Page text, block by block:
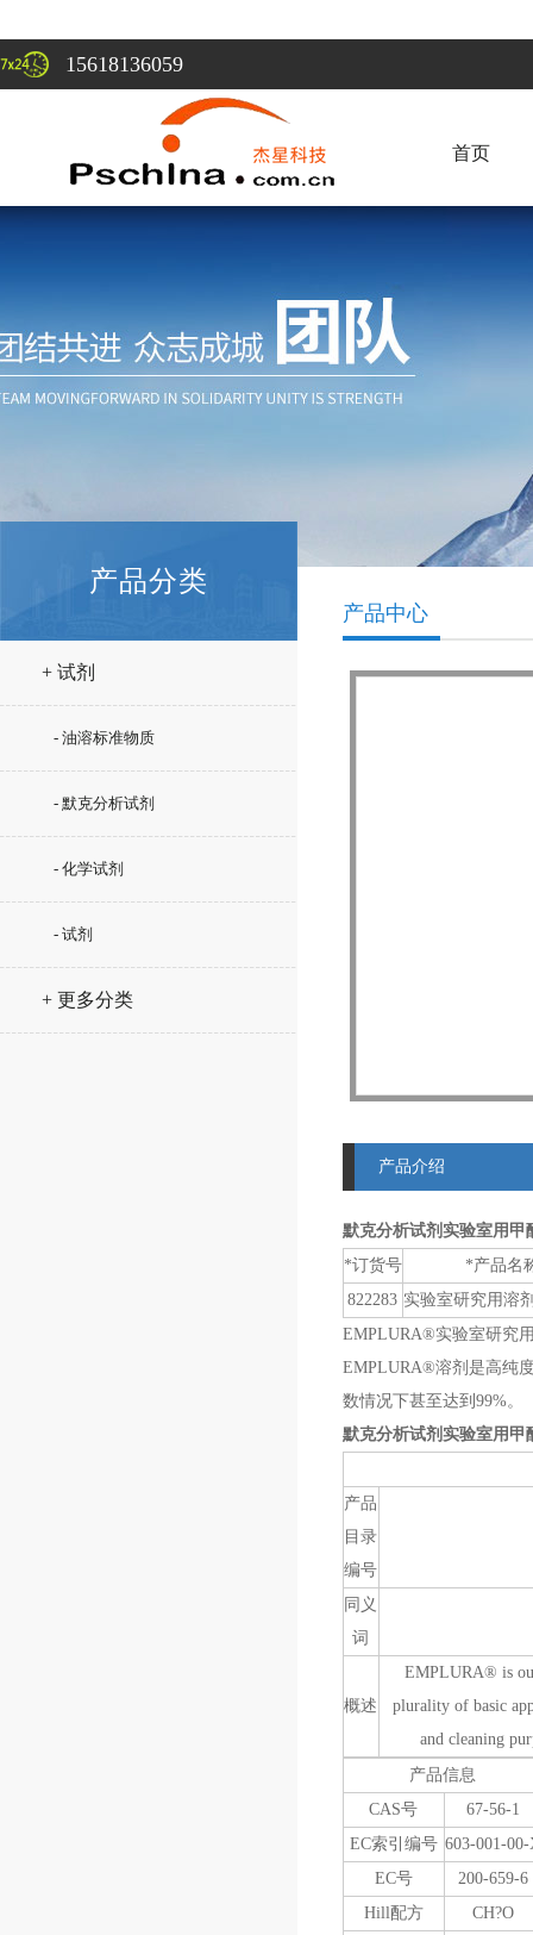
15618136059
首页
产品分类
+ 试剂
- 油溶标准物质
- 默克分析试剂
- 化学试剂
- 试剂
+ 更多分类
产品中心
产品介绍
默克分析试剂实验室用甲
*订货号
*产品名
822283 实验室研究用
EMPLURA®实验室研究
EMPLURA®溶剂是高纯
数情况下甚至达到99%。
默克分析试剂实验室用甲
产品
目录
编号
同义
词
概述
EMPLURA® is
plurality of basic
and cleaning
产品信息
CAS号
67-56-1
EC索引编号 603-001-
EC号
200-659-6
Hill配方
CH?O